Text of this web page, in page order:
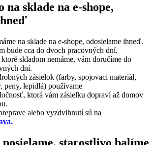
na sklade na e-shope,
na sklade na e-shope, odosielame ihneď.
bude cca do dvoch pracovných dní.
skladom nemáme, vám doručíme do
dní.
zásielok (farby, spojovací materiál,
peny, lepidlá) používame
ktorá vám zásielku dopraví až domov
alebo vyzdvihnutí sú na